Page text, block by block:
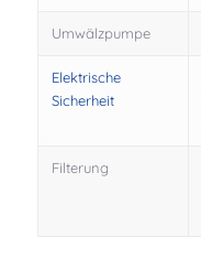
Umwälzpumpe
Elektrische
Sicherheit
Filterung